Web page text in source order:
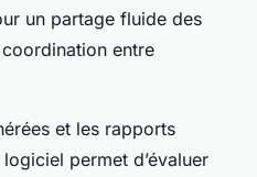
un partage fluide des
entre
et les rapports
permet d’évaluer